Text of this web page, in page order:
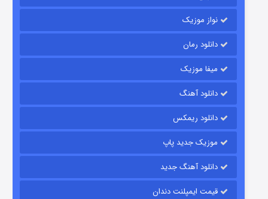
قسمت
نواز موزیک
دانلود رمان
میفا موزیک
دانلود آهنگ
دانلود ریمکس
موزیک جدید پاپ
دانلود آهنگ جدید
قیمت ایمپلنت دندان